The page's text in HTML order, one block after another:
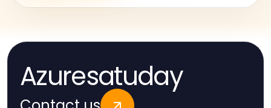
Azuresatuday